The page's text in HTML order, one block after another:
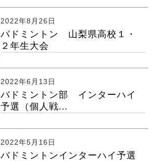
2022年8月26日
バドミントン 山梨県高校１・
２年生大会
2022年6月13日
バドミントン部 インターハイ
予選（個人戦...
2022年5月16日
バドミントンインターハイ予選